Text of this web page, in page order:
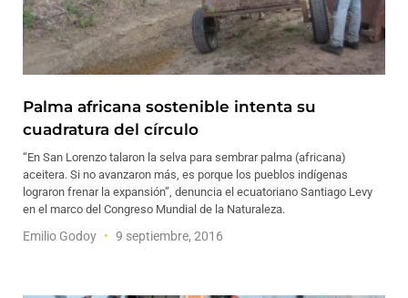
Palma africana sostenible intenta su
cuadratura del círculo
“En San Lorenzo talaron la selva para sembrar palma (africana)
aceitera. Si no avanzaron más, es porque los pueblos indígenas
lograron frenar la expansión”, denuncia el ecuatoriano Santiago Levy
en el marco del Congreso Mundial de la Naturaleza.
Emilio Godoy 9 septiembre, 2016